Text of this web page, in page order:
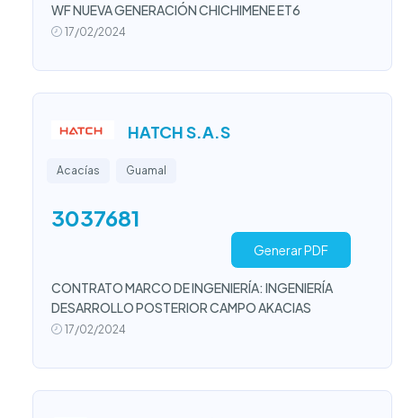
WF NUEVA GENERACIÓN CHICHIMENE ET6
17/02/2024
HATCH S.A.S
Acacías Guamal
3037681
Generar PDF
CONTRATO MARCO DE INGENIERÍA: INGENIERÍA
DESARROLLO POSTERIOR CAMPO AKACIAS
17/02/2024